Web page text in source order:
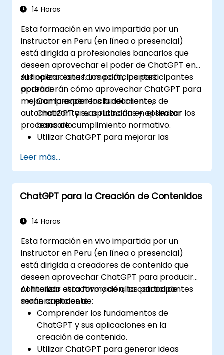
en el flujo de trabajo del riesgo crediticio.
integrar ChatGPT en las estrategias de
gestión de riesgos.
14 Horas
Esta formación en vivo impartida por un
instructor en Peru (en línea o presencial)
está dirigida a profesionales bancarios que
deseen aprovechar el poder de ChatGPT en
sus operaciones. Los participantes
aprenderán cómo aprovechar ChatGPT para
mejorar la experiencia del cliente,
automatizar tareas rutinarias y optimizar los
procesos de cumplimiento normativo.
Al finalizar esta formación, los participantes
podrán:
Comprender los fundamentos de
ChatGPT y su aplicación en el sector
bancario.
Utilizar ChatGPT para mejorar las
proporcionar orientación financiera
personalizada.
Automatizar tareas bancarias rutinarias
mediante ChatGPT.
cumplimiento normativo y la gestión de
Leer más...
ChatGPT para la Creación de Contenidos
14 Horas
Esta formación en vivo impartida por un
instructor en Peru (en línea o presencial)
está dirigida a creadores de contenido que
deseen aprovechar ChatGPT para producir
contenido atractivo y de alta calidad de
manera eficiente.
Al finalizar esta formación, los participantes
serán capaces de:
Comprender los fundamentos de
ChatGPT y sus aplicaciones en la
creación de contenido.
Utilizar ChatGPT para generar ideas